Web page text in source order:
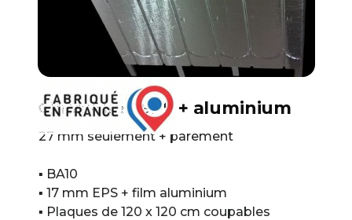
Classique : EPS + aluminium
27 mm seulement + parement
▪ BA10
▪ 17 mm EPS + film aluminium
▪ Plaques de 120 x 120 cm coupables